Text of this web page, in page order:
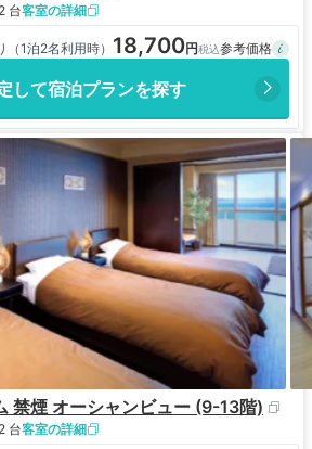
台客室の詳細
（1泊2名利用時） 18,700
して宿泊プランを探す
禁煙 オーシャンビュー (9-13階)
台客室の詳細